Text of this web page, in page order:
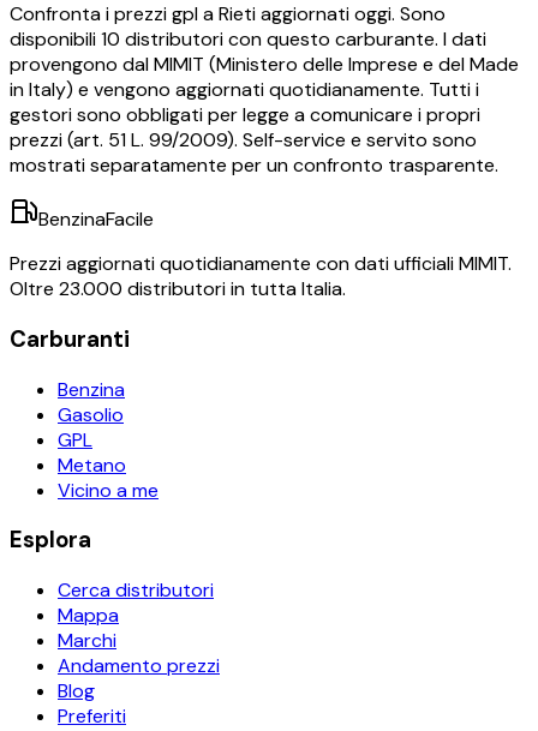
Confronta i prezzigplaRietiaggiornati oggi. Sono
disponibili10 distributori con questo carburante. I dati
provengono dal MIMIT (Ministero delle Imprese e del Made
in Italy) e vengono aggiornati quotidianamente. Tutti i
gestori sono obbligati per legge a comunicare i propri
prezzi (art. 51 L. 99/2009). Self-service e servito sono
mostrati separatamente per un confronto trasparente.
BenzinaFacile
Prezzi aggiornati quotidianamente con dati ufficiali MIMIT.
Oltre 23.000 distributori in tutta Italia.
Carburanti
Benzina
Gasolio
GPL
Metano
Vicino a me
Esplora
Cerca distributori
Mappa
Marchi
Andamento prezzi
Blog
Preferiti